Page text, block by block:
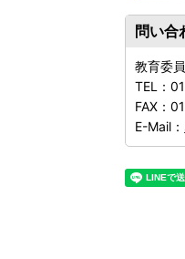
問い合
教育委
TEL：
FAX：
E-Mail：